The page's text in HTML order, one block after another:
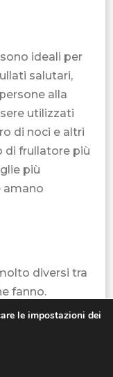
ideali per
salutari,
alla
utilizzati
di noci e altri
di frullatore più
più
amano
diversi tra
fanno.
la loro
semplici
nel pesto,
di zucca e
le impostazioni dei